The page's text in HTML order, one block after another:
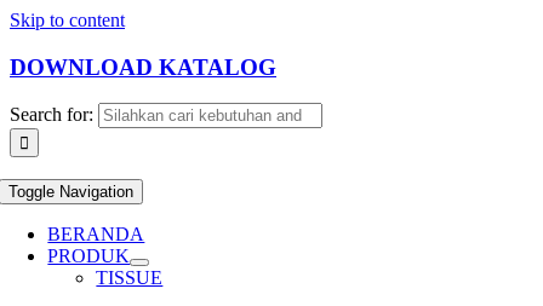
Skip to content
DOWNLOAD KATALOG
Search for:
Toggle Navigation
BERANDA
PRODUK
TISSUE